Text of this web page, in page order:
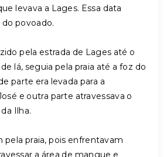
levava a Lages. Essa data
povoado.
pela estrada de Lages até o
lá, seguia pela praia até a foz do
parte era levada para a
e outra parte atravessava o
Ilha.
pela praia, pois enfrentavam
a área de mangue e